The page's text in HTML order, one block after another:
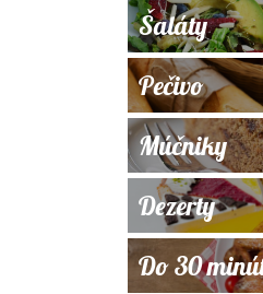
Šaláty
Pečivo
Múčniky
Dezerty
Do 30